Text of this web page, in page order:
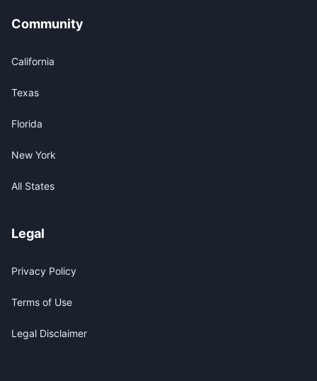
Community
California
Texas
Florida
New York
All States
Legal
Privacy Policy
Terms of Use
Legal Disclaimer